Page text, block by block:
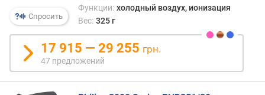
о
с
т
ь
(
В
Спросить
Функции: холодный воздух, ионизация
Вес: 325 г
17 915 — 29 255 грн.
47 предложений